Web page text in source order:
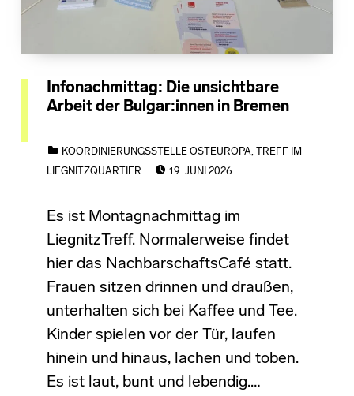
Infonachmittag: Die unsichtbare
Arbeit der Bulgar:innen in Bremen
KOORDINIERUNGSSTELLE OSTEUROPA
TREFF IM
LIEGNITZQUARTIER
19. JUNI 2026
Es ist Montagnachmittag im
LiegnitzTreff. Normalerweise findet
hier das NachbarschaftsCafé statt.
Frauen sitzen drinnen und draußen,
unterhalten sich bei Kaffee und Tee.
Kinder spielen vor der Tür, laufen
hinein und hinaus, lachen und toben.
Es ist laut, bunt und lebendig.…